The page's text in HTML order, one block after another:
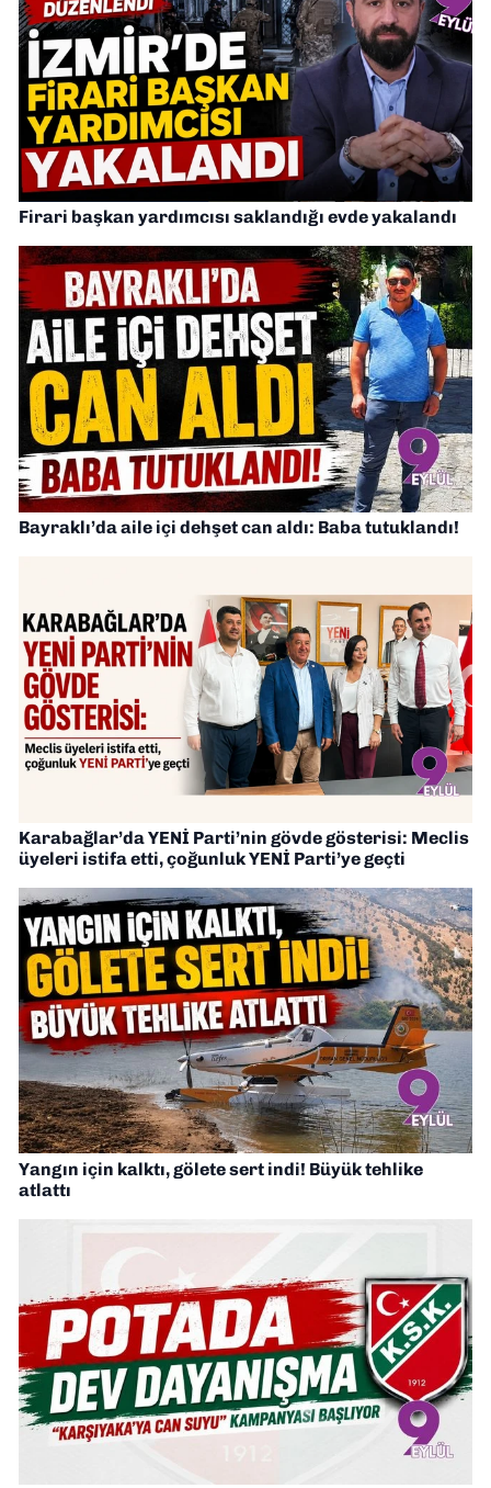
Firari başkan yardımcısı saklandığı evde yakalandı
Bayraklı’da aile içi dehşet can aldı: Baba tutuklandı!
Karabağlar’da YENİ Parti’nin gövde gösterisi: Meclis
üyeleri istifa etti, çoğunluk YENİ Parti’ye geçti
Yangın için kalktı, gölete sert indi! Büyük tehlike
atlattı